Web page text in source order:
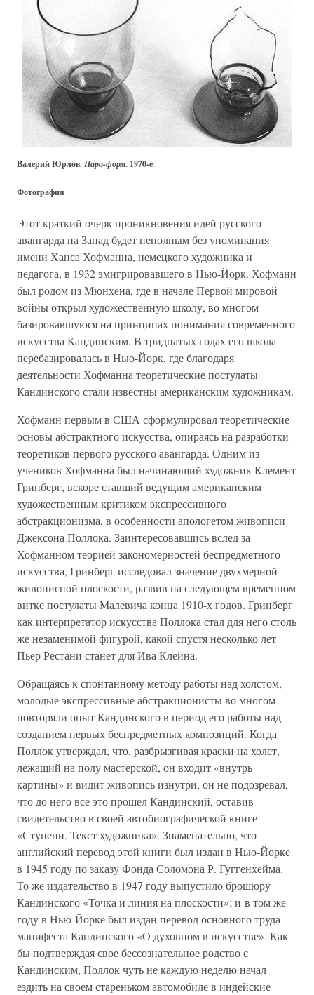
Валерий Юрлов.Пара-форм. 1970-е
Фотография
Этот краткий очерк проникновения идей русского
авангарда на Запад будет неполным без упоминания
имени Ханса Хофманна, немецкого художника и
педагога, в 1932 эмигрировавшего в Нью-Йорк. Хофманн
был родом из Мюнхена, где в начале Первой мировой
войны открыл художественную школу, во многом
базировавшуюся на принципах понимания современного
искусства Кандинским. В тридцатых годах его школа
перебазировалась в Нью-Йорк, где благодаря
деятельности Хофманна теоретические постулаты
Кандинского стали известны американским художникам.
Хофманн первым в США сформулировал теоретические
основы абстрактного искусства, опираясь на разработки
теоретиков первого русского авангарда. Одним из
учеников Хофманна был начинающий художник Клемент
Гринберг, вскоре ставший ведущим американским
художественным критиком экспрессивного
абстракционизма, в особенности апологетом живописи
Джексона Поллока. Заинтересовавшись вслед за
Хофманном теорией закономерностей беспредметного
искусства, Гринберг исследовал значение двухмерной
живописной плоскости, развив на следующем временном
витке постулаты Малевича конца 1910-х годов. Гринберг
как интерпретатор искусства Поллока стал для него столь
же незаменимой фигурой, какой спустя несколько лет
Пьер Рестани станет для Ива Клейна.
Обращаясь к спонтанному методу работы над холстом,
молодые экспрессивные абстракционисты во многом
повторяли опыт Кандинского в период его работы над
созданием первых беспредметных композиций. Когда
Поллок утверждал, что, разбрызгивая краски на холст,
лежащий на полу мастерской, он входит «внутрь
картины» и видит живопись изнутри, он не подозревал,
что до него все это прошел Кандинский, оставив
свидетельство в своей автобиографической книге
«Ступени. Текст художника». Знаменательно, что
английский перевод этой книги был издан в Нью-Йорке
в 1945 году по заказу Фонда Соломона Р. Гуггенхейма.
То же издательство в 1947 году выпустило брошюру
Кандинского «Точка и линия на плоскости»; и в том же
году в Нью-Йорке был издан перевод основного труда-
манифеста Кандинского «О духовном в искусстве». Как
бы подтверждая свое бессознательное родство с
Кандинским, Поллок чуть не каждую неделю начал
ездить на своем стареньком автомобиле в индейские